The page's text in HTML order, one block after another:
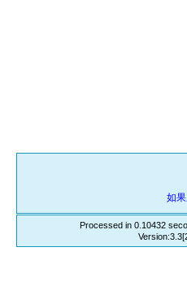
如
Processed in 0.10432